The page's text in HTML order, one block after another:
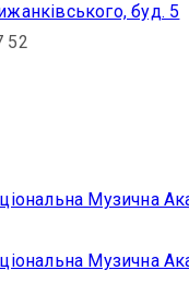
буд. 5
52